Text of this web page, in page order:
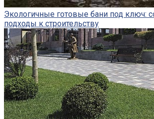
Экологичные готовые бани под ключ:
подходы к строительству